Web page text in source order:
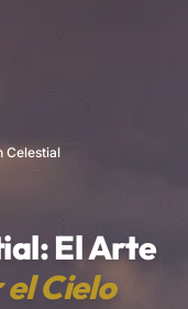
Celestial
El Arte
Cielo